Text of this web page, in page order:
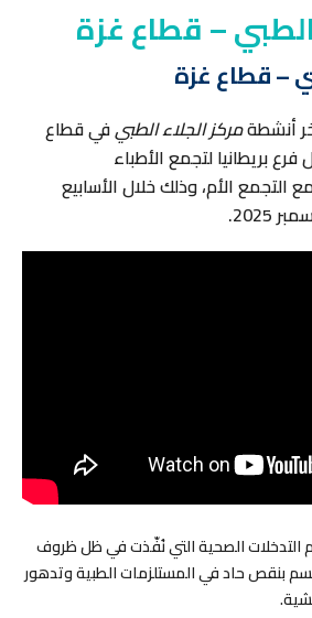
– قطاع غزة
– قطاع غزة
أنشطةمركز الجلاء الطبيفي قطاع
بريطانيا لتجمع الأطباء
التجمع الأم، وذلك خلال الأسابيع
الصحية التي نُفّذت في ظل ظروف
بنقص حاد في المستلزمات الطبية وتدهور